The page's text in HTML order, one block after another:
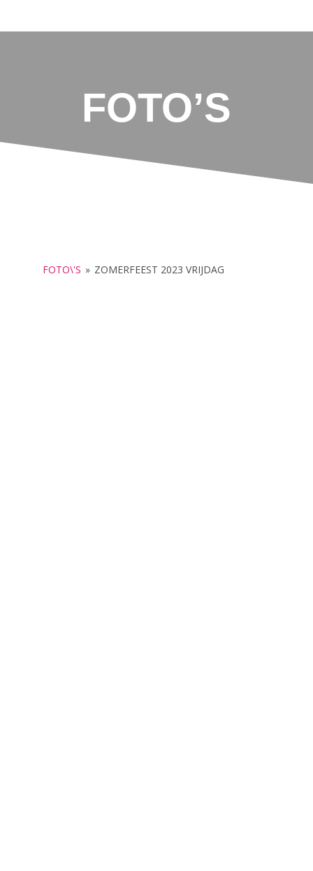
FOTO’S
FOTO\'S » ZOMERFEEST 2023 VRIJDAG